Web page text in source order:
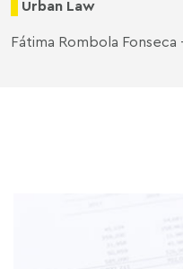
Urban Law
Fátima Rombola Fonseca